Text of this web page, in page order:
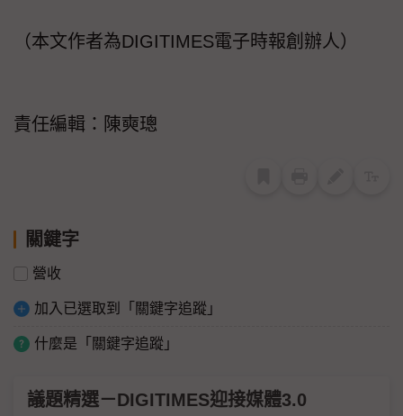
（本文作者為DIGITIMES電子時報創辦人）
責任編輯：陳奭璁
關鍵字
營收
加入已選取到「關鍵字追蹤」
什麼是「關鍵字追蹤」
議題精選－DIGITIMES迎接媒體3.0